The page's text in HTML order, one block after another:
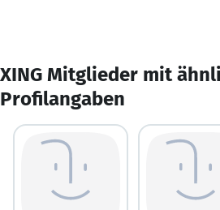
XING Mitglieder mit
Profilangaben